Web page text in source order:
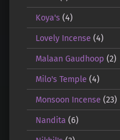
Koya's(4)
Lovely Incense (4)
Malaan Gaudhoop (2)
Milo's Temple (4)
Monsoon Incense (23)
Nandita (6)